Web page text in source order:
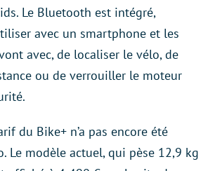
Le Bluetooth est intégré,
avec un smartphone et les
avec, de localiser le vélo, de
ou de verrouiller le moteur
du Bike+ n’a pas encore été
Le modèle actuel, qui pèse 12,9 kg